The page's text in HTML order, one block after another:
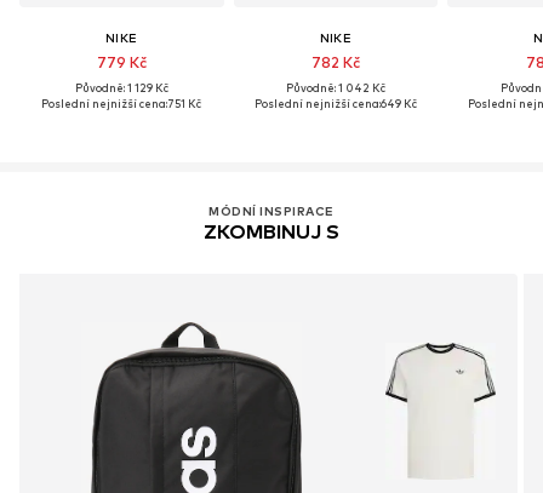
NIKE
779 Kč
Původně: 1 129 Kč
Poslední nejnižší cena:751 Kč
NIKE
782 Kč
Původně: 1 042 Kč
Poslední nejnižší cena:649 Kč
Poslední
MÓDNÍ INSPIRACE
ZKOMBINUJ S